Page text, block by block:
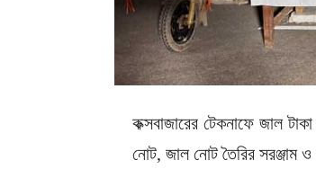
কক্সবাজারের টেকনাফে জাল
নোট, জাল নোট তৈরির সরঞ্জাম